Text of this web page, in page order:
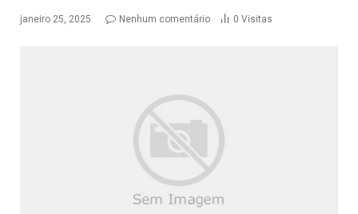
janeiro 25, 2025 Nenhum comentário 0 Visitas